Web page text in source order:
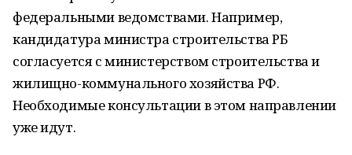
федеральными ведомствами. Например,
кандидатура министра строительства РБ
согласуется с министерством строительства и
жилищно-коммунального хозяйства РФ.
Необходимые консультации в этом направлении
уже идут.